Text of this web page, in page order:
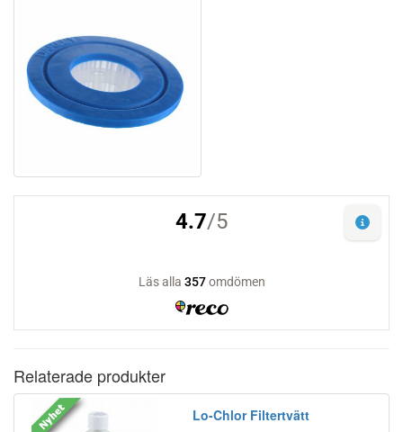
Relaterade produkter
Lo-Chlor Filtertvätt